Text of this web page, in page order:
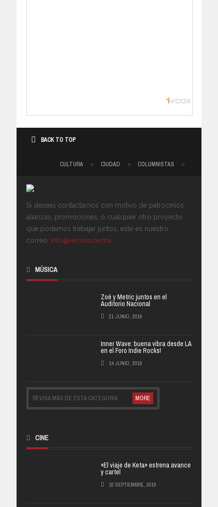
BACK TO TOP
CULTURA CIUDAD COLUMNISTAS
Si deseas contactarnos con motivo de patrocinios,
alianzas, promociones, o cualquier otro proyecto
que podamos trabajar juntos, este es nuestro
correo: info@reconoce.mx
MÚSICA
Zoé y Metric juntos en el
Auditorio Nacional
21 JUNIO, 2019
Inner Wave: buena vibra desde LA
en el Foro Indie Rocks!
14 JUNIO, 2019
REVISA MÁS DE ESTA CATEGORÍA MORE
CINE
«El viaje de Keta» estrena avance
y cartel
10 SEPTIEMBRE, 2019